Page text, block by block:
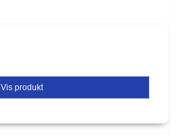
Vis produkt